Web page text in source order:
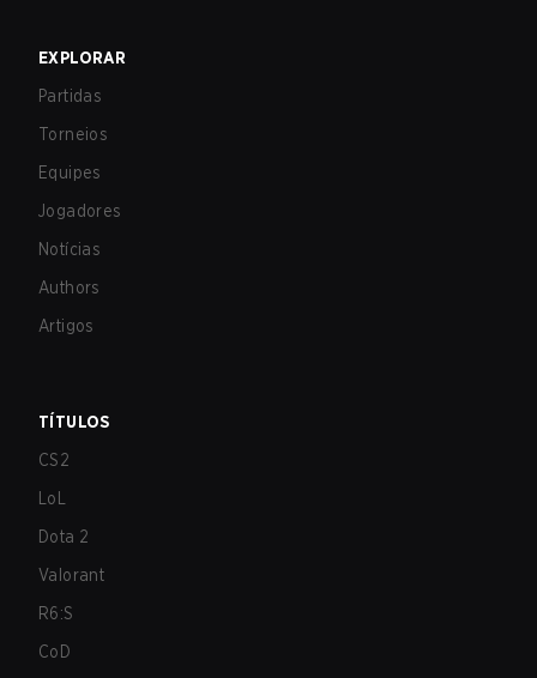
EXPLORAR
Partidas
Torneios
Equipes
Jogadores
Notícias
Authors
Artigos
TÍTULOS
CS2
LoL
Dota 2
Valorant
R6:S
CoD